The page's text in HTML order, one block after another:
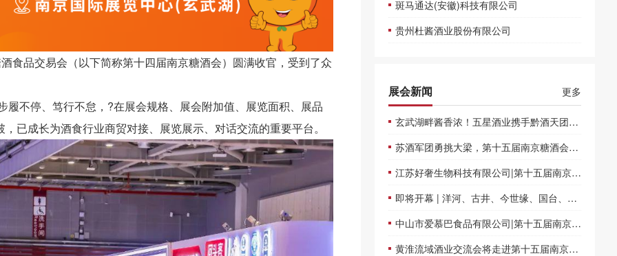
食品交易会（以下简称第十四届南京糖酒会）圆满收官，受到了众
不停、笃行不怠，?在展会规格、展会附加值、展览面积、展品
已成长为酒食行业商贸对接、展览展示、对话交流的重要平台。
斑马通达(安徽)科技有限公司
贵州杜酱酒业股份有限公司
展会新闻 更多
玄武湖畔酱香浓！五星酒业携手黔酒天团亮相南京糖酒会！
苏酒军团勇挑大梁，第十五届南京糖酒会给出酒业高质量发展新路径
江苏好奢生物科技有限公司|第十五届南京食品饮料展览会
即将开幕 | 洋河、古井、今世缘、国台、旺旺、可口可乐等品牌齐聚，第十五届南京糖酒会6月20日开幕
中山市爱慕巴食品有限公司|第十五届南京食品饮料展览会
黄淮流域酒业交流会将走进第十五届南京糖酒会，近二十家徽酒企业将于6月20-22日亮相展会现场